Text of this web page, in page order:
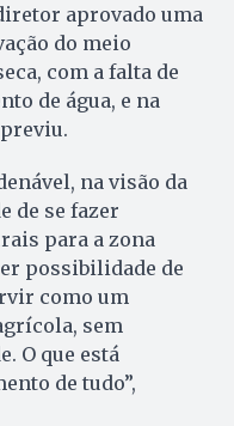
aprovado uma
do meio
com a falta de
de água, e na
na visão da
de se fazer
para a zona
possibilidade de
como um
sem
O que está
de tudo”,